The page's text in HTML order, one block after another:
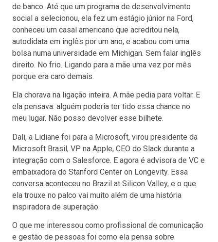
de banco. Até que um programa de desenvolvimento
social a selecionou, ela fez um estágio júnior na Ford,
conheceu um casal americano que acreditou nela,
autodidata em inglês por um ano, e acabou com uma
bolsa numa universidade em Michigan. Sem falar inglês
direito. No frio. Ligando para a mãe uma vez por mês
porque era caro demais.
Ela chorava na ligação inteira. A mãe pedia para voltar. E
ela pensava: alguém poderia ter tido essa chance no
meu lugar. Não posso devolver esse bilhete.
Dali, a Lidiane foi para a Microsoft, virou presidente da
Microsoft Brasil, VP na Apple, CEO do Slack durante a
integração com o Salesforce. E agora é advisora de VC e
embaixadora do Stanford Center on Longevity. Essa
conversa aconteceu no Brazil at Silicon Valley, e o que
ela trouxe no palco vai muito além de uma história
inspiradora de superação.
O que me interessou como profissional de comunicação
e gestão de pessoas foi como ela pensa sobre